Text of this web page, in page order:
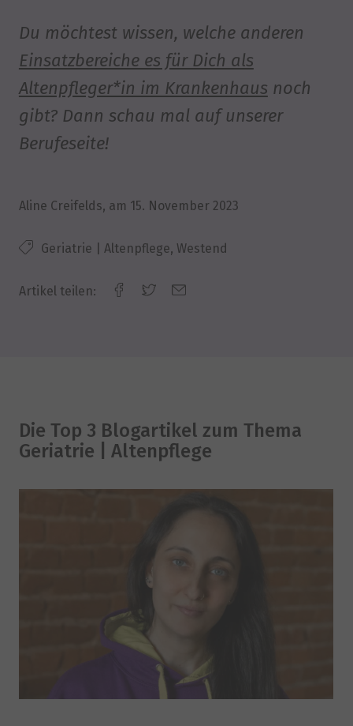
Du möchtest wissen, welche anderen
Einsatzbereiche es für Dich als
Altenpfleger*in im Krankenhaus noch
gibt? Dann schau mal auf unserer
Berufeseite!
Aline Creifelds, am 15. November 2023
Geriatrie | Altenpflege, Westend
Artikel teilen:
Die Top 3 Blogartikel zum Thema
Geriatrie | Altenpflege